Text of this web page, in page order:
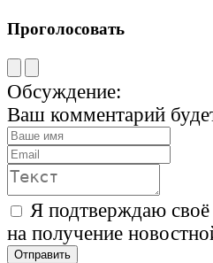
Проголосовать
Обсуждение:
Ваш комментарий
Я подтверждаю своё
на получение